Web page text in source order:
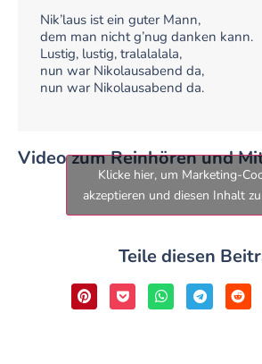
Nik’laus ist ein guter Mann,
dem man nicht g’nug danken kann.
Lustig, lustig, tralalalala,
nun war Nikolausabend da,
nun war Nikolausabend da.
Video zum Reinhören und
Klicke hier, um Marketing-
akzeptieren und diesen Inhalt
Teile diesen